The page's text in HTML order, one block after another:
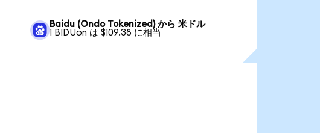
Baidu (Ondo Tokenized) から 米ドル
1 BIDUon は $109.38 に相当